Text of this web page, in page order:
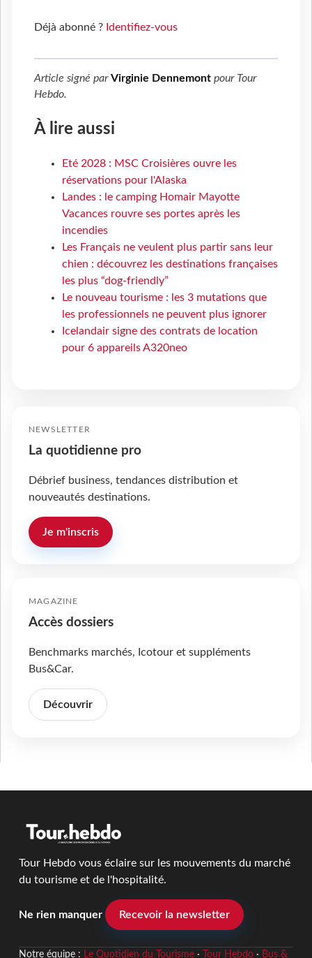
Déjà abonné ? Identifiez-vous
Article signé parVirginie Dennemont pour Tour
Hebdo.
À lire aussi
Eté 2028 : MSC Croisières ouvre les
réservations pour l'Alaska
Landes : le camping Homair Mayotte
Vacances rouvre ses portes après les
incendies
Les Français ne veulent plus partir sans leur
chien : découvrez les destinations françaises
les plus “dog-friendly”
Le nouveau tourisme : les 3 mutations que
les professionnels ne peuvent plus ignorer
Icelandair signe des contrats de location
pour 6 appareils A320neo
NEWSLETTER
La quotidienne pro
Débrief business, tendances distribution et
nouveautés destinations.
Je m'inscris
MAGAZINE
Accès dossiers
Benchmarks marchés, Icotour et suppléments
Bus&Car.
Découvrir
Tour Hebdo vous éclaire sur les mouvements du marché
du tourisme et de l'hospitalité.
Ne rien manquer Recevoir la newsletter
Notre équipe : Le Quotidien du Tourisme· Tour Hebdo· Bus &